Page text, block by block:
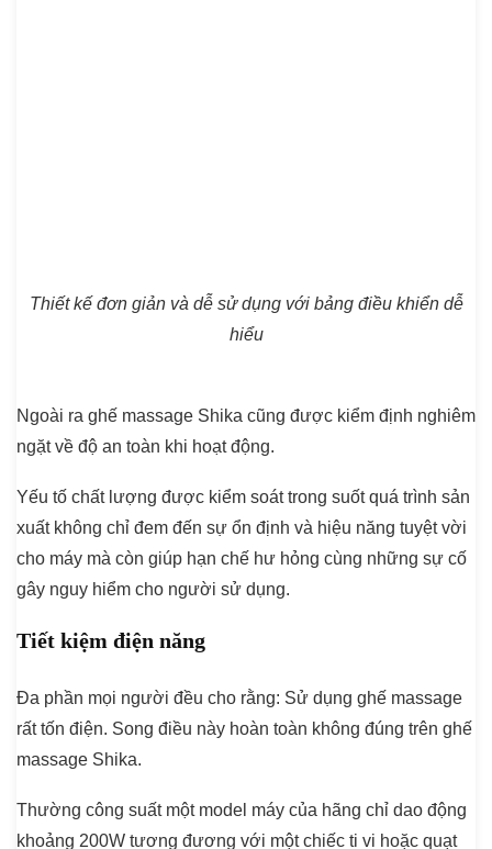
Thiết kế đơn giản và dễ sử dụng với bảng điều khiển dễ
hiểu
Ngoài ra ghế massage Shika cũng được kiểm định nghiêm
ngặt về độ an toàn khi hoạt động.
Yếu tố chất lượng được kiểm soát trong suốt quá trình sản
xuất không chỉ đem đến sự ổn định và hiệu năng tuyệt vời
cho máy mà còn giúp hạn chế hư hỏng cùng những sự cố
gây nguy hiểm cho người sử dụng.
Tiết kiệm điện năng
Đa phần mọi người đều cho rằng: Sử dụng ghế massage
rất tốn điện. Song điều này hoàn toàn không đúng trên ghế
massage Shika.
Thường công suất một model máy của hãng chỉ dao động
khoảng 200W tương đương với một chiếc ti vi hoặc quạt